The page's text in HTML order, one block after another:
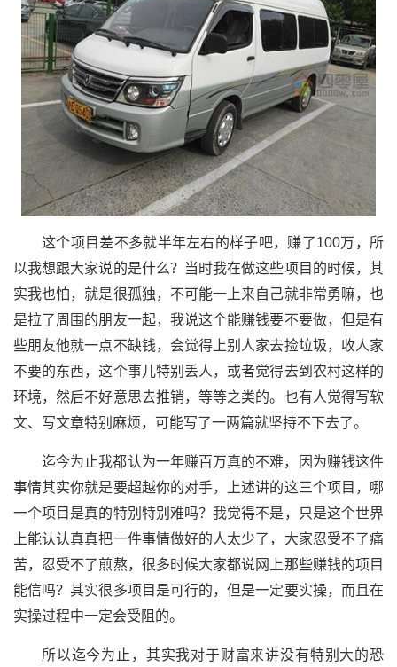
这个项目差不多就半年左右的样子吧，赚了100万，所
以我想跟大家说的是什么？当时我在做这些项目的时候，其
实我也怕，就是很孤独，不可能一上来自己就非常勇嘛，也
是拉了周围的朋友一起，我说这个能赚钱要不要做，但是有
些朋友他就一点不缺钱，会觉得上别人家去捡垃圾，收人家
不要的东西，这个事儿特别丢人，或者觉得去到农村这样的
环境，然后不好意思去推销，等等之类的。也有人觉得写软
文、写文章特别麻烦，可能写了一两篇就坚持不下去了。
迄今为止我都认为一年赚百万真的不难，因为赚钱这件
事情其实你就是要超越你的对手，上述讲的这三个项目，哪
一个项目是真的特别特别难吗？我觉得不是，只是这个世界
上能认认真真把一件事情做好的人太少了，大家忍受不了痛
苦，忍受不了煎熬，很多时候大家都说网上那些赚钱的项目
能信吗？其实很多项目是可行的，但是一定要实操，而且在
实操过程中一定会受阻的。
所以迄今为止，其实我对于财富来讲没有特别大的恐